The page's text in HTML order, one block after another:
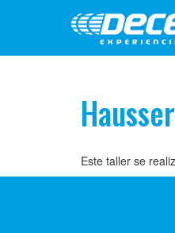
Este taller se